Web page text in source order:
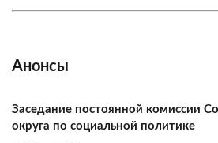
Анонсы
Заседание постоянной комиссии
округа по социальной политике